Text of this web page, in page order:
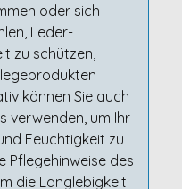
oder sich
Leder-
zu schützen,
können Sie auch
verwenden, um Ihr
Feuchtigkeit zu
Pflegehinweise des
die Langlebigkeit